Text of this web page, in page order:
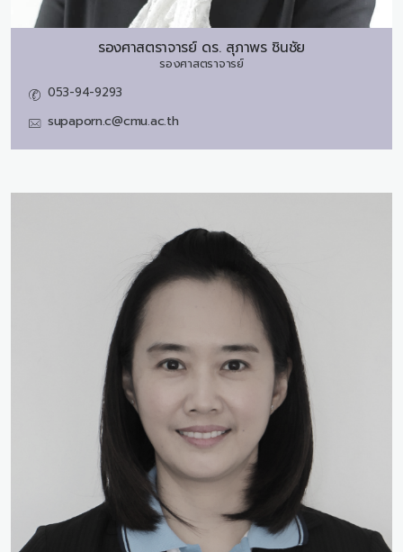
รองศาสตราจารย์ ดร. สุภาพร ชินชัย
รองศาสตราจารย์
053-94-9293
supaporn.c@cmu.ac.th